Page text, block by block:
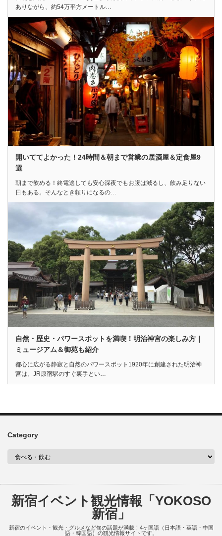
ありながら、約54万平方メートル…
開いててよかった！24時間＆朝まで営業の居酒屋＆定食屋9
選
朝まで飲める！終電逃しても安心深夜でもお腹は減るし、飲み足りない
日もある。そんなとき頼りになるの…
自然・歴史・パワースポットを満喫！明治神宮の楽しみ方｜
ミュージアム＆御苑も紹介
都心に広がる静寂と自然のパワースポット1920年に創建された明治神
宮は、JR原宿駅のすぐ裏手とい…
Category
新宿イベント観光情報「YOKOSO
新宿」
新宿のイベント・観光・グルメなど旬の話題が満載！4ヶ国語（日本語・英語・中国
語・韓国語）の観光情報サイトです。